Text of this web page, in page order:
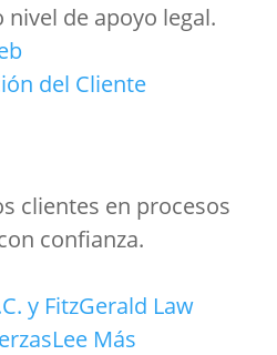
de apoyo legal.
del Cliente
clientes en procesos
confianza.
y FitzGerald Law
Lee Más